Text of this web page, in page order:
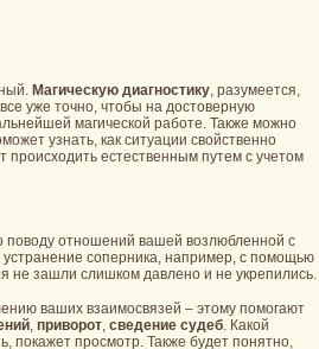
Магическую диагностику, разумеется,
уже точно, чтобы на достоверную
магической работе. Также можно
узнать, как ситуации свойственно
происходить естественным путем с учетом
поводу отношений вашей возлюбленной с
соперника, например, с помощью
не зашли слишком давлено и не укрепились.
ваших взаимосвязей – этому помогают
приворот сведение судеб . Какой
покажет просмотр. Также будет понятно,